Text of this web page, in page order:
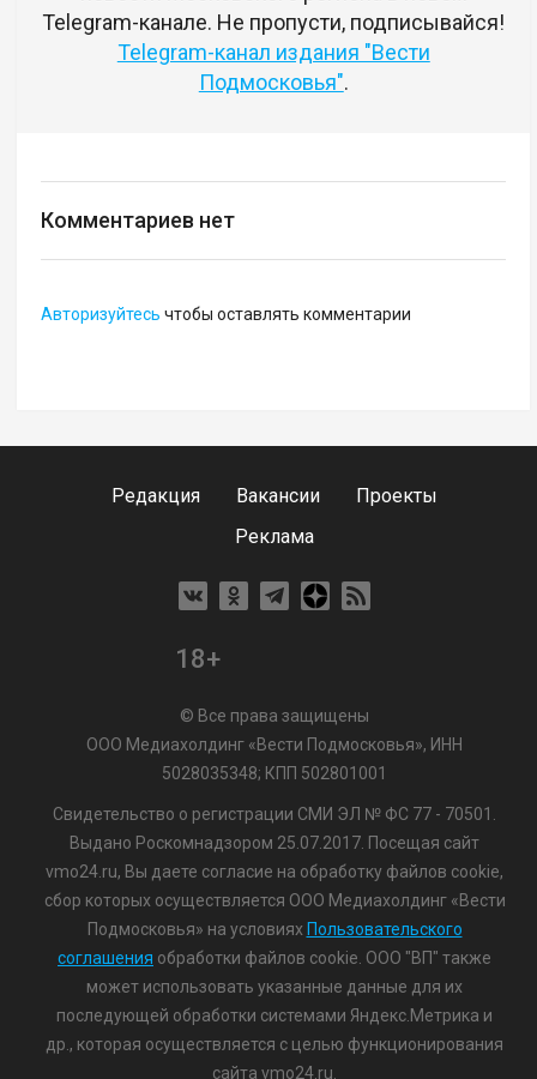
Telegram-канале. Не пропусти, подписывайся!
Telegram-канал издания "Вести
Подмосковья".
Комментариев нет
Авторизуйтесь чтобы оставлять комментарии
Редакция Вакансии
Проекты
Реклама
18+
© Все права защищены
ООО Медиахолдинг «Вести Подмосковья», ИНН
5028035348; КПП 502801001
Свидетельство о регистрации СМИ ЭЛ № ФС 77 - 70501.
Выдано Роскомнадзором 25.07.2017. Посещая сайт
vmo24.ru, Вы даете согласие на обработку файлов cookie,
сбор которых осуществляется ООО Медиахолдинг «Вести
Подмосковья» на условиях Пользовательского
соглашения обработки файлов cookie. ООО "ВП" также
может использовать указанные данные для их
последующей обработки системами Яндекс.Метрика и
др., которая осуществляется с целью функционирования
сайта vmo24.ru.